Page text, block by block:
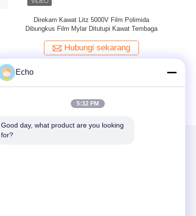
4KV PET film Mylar Litz Wire Copper
Conductor Solid
Hubungi sekarang
Echo
5:32 PM
Good day, what product are you looking
for?